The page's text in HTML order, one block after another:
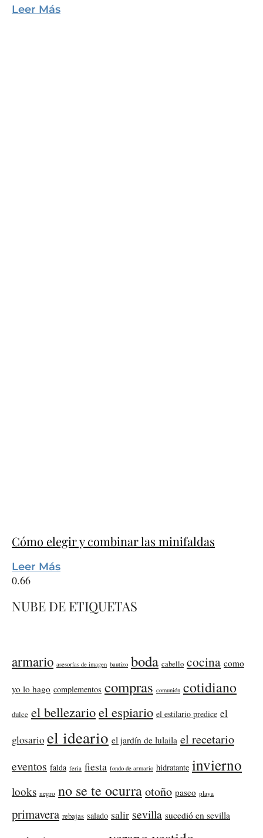
Leer Más
Cómo elegir y combinar las minifaldas
Leer Más
NUBE DE ETIQUETAS
armario asesorías de imagen bautizo boda cabello cocina como
yo lo hago complementos compras comunión cotidiano
dulce el bellezarioel espiario el estilario predice el
glosario el ideario el jardín de lulaila el recetario
eventos falda feria fiesta fondo de armario hidratante invierno
looks negro no se te ocurraotoño paseo playa
primavera rebajas salado salir sevilla sucedió en sevilla